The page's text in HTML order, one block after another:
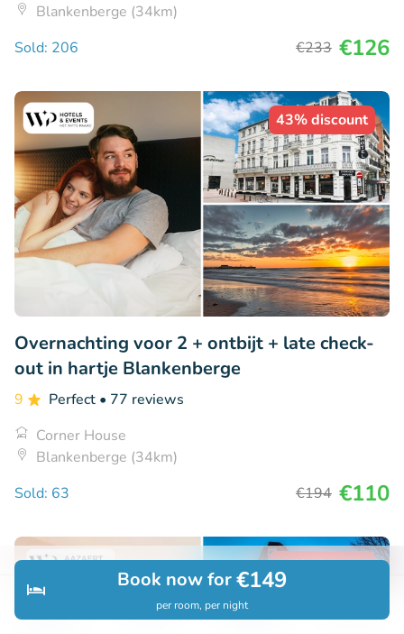
Search Bookings
Book now for€149
per room, per night
Blankenberge (34km)
Sold: 206
€233 €126
43% discount
Overnachting voor 2 + ontbijt + late check-
out in hartje Blankenberge
9 Perfect • 77 reviews
Corner House
Blankenberge (34km)
Sold: 63
€194 €110
41% discount